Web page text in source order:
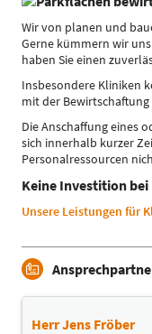
Wir von planen und
Gerne kümmern wir
haben Sie einen
Insbesondere Kliniken
mit der
Die Anschaffung eines
sich innerhalb kurzer
Personalressourcen
Keine Investition
Unsere Leistungen für
Herr Jens Fröber